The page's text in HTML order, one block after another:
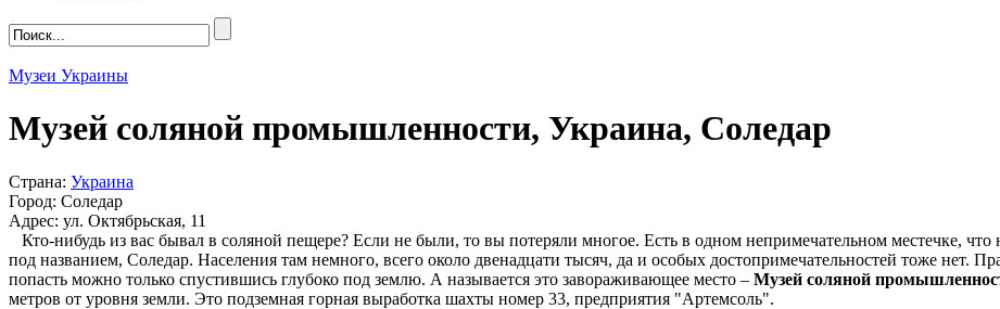
Музеи Украины
Музей соляной промышленности, Украина, Соледар
Страна: Украина
Город: Соледар
Адрес: ул. Октябрьская, 11
Кто-нибудь из вас бывал в соляной пещере? Если не были, то вы потеряли многое. Есть в одном непримечательном местечке,
под названием, Соледар. Населения там немного, всего около двенадцати тысяч, да и особых достопримечательностей тоже нет.
попасть можно только спустившись глубоко под землю. А называется это завораживающее место – Музей соляной
метров от уровня земли. Это подземная горная выработка шахты номер 33, предприятия "Артемсоль".